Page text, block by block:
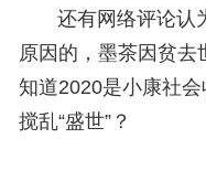
还有网络评论认
原因的，墨茶因贫
知道2020是小康社
搅乱“盛世”？